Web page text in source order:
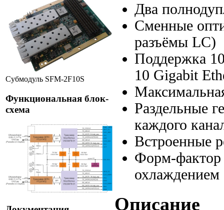
Субмодуль SFM-2F10S
Функциональная блок-
схема
Два
Сменные
разъёмы LC)
Поддержка
10 Gigabit
Раздельные
каждого
Встроенные
Форм-
охлаждением
Описание